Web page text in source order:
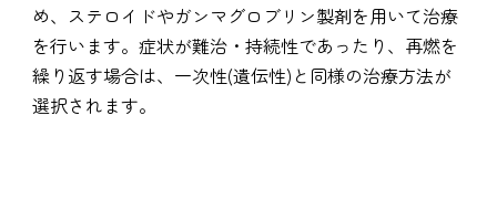
め、ステロイドやガンマグロブリン製剤を用いて治療
を行います。症状が難治・持続性であったり、再燃を
繰り返す場合は、一次性(遺伝性)と同様の治療方法が
選択されます。